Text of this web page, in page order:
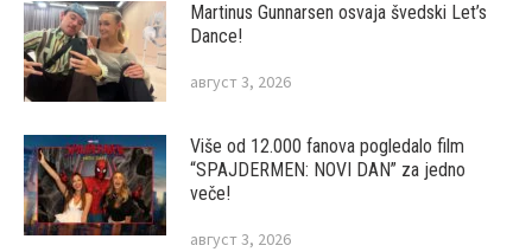
Martinus Gunnarsen osvaja švedski Let’s
Dance!
август 3, 2026
Više od 12.000 fanova pogledalo film
“SPAJDERMEN: NOVI DAN” za jedno
veče!
август 3, 2026